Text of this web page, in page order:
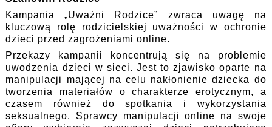
Kampania „Uważni Rodzice” zwraca uwagę na
kluczową rolę rodzicielskiej uważności w ochronie
dzieci przed zagrożeniami online.
Przekazy kampanii koncentrują się na problemie
uwodzenia dzieci w sieci. Jest to zjawisko oparte na
manipulacji mającej na celu nakłonienie dziecka do
tworzenia materiałów o charakterze erotycznym, a
czasem również do spotkania i wykorzystania
seksualnego. Sprawcy manipulacji online na swoje